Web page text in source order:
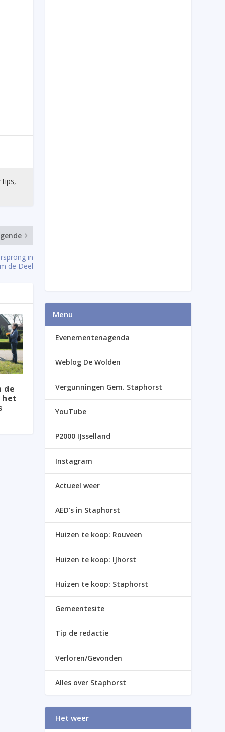
tips,
in
de Deel
de
het
Menu
Evenementenagenda
Weblog De Wolden
Vergunningen Gem. Staphorst
YouTube
P2000 IJsselland
Instagram
Actueel weer
AED’s in Staphorst
Huizen te koop: Rouveen
Huizen te koop: IJhorst
Huizen te koop: Staphorst
Gemeentesite
Tip de redactie
Verloren/Gevonden
Alles over Staphorst
Het weer